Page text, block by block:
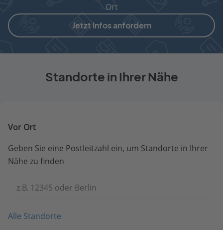
Ort
Jetzt Infos anfordern
Standorte in Ihrer Nähe
Vor Ort
Geben Sie eine Postleitzahl ein, um Standorte in Ihrer
Nähe zu finden
z.B. 12345 oder Berlin
Alle Standorte